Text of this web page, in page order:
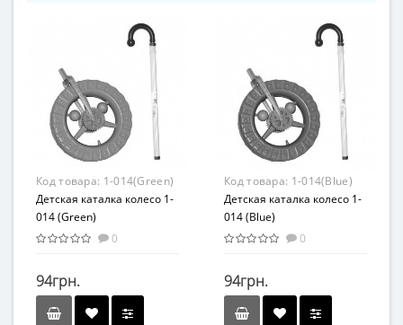
Код товара: 1-014(Green)
Детская каталка колесо 1-
014 (Green)
0
94грн.
Код товара: 1-014(Blue)
Детская каталка колесо 1-
014 (Blue)
0
94грн.